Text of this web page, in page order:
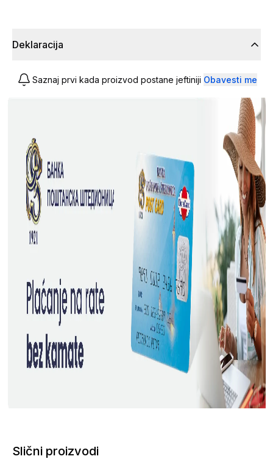
Deklaracija
Saznaj prvi kada proizvod postane jeftiniji Obavesti me
Slični proizvodi